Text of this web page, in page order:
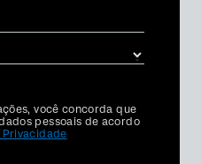
você concorda que
pessoais de acordo
Privacidade